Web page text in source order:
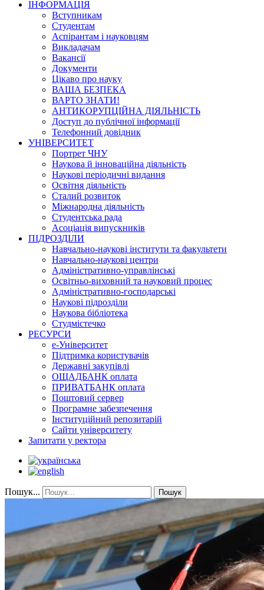
ІНФОРМАЦІЯ
Вступникам
Студентам
Аспірантам і науковцям
Викладачам
Вакансії
Документи
Цікаво про науку
ВАША БЕЗПЕКА
ВАРТО ЗНАТИ!
АНТИКОРУПЦІЙНА ДІЯЛЬНІСТЬ
Доступ до публічної інформації
Телефонний довідник
УНІВЕРСИТЕТ
Портрет ЧНУ
Наукова й інноваційна діяльність
Наукові періодичні видання
Освітня діяльність
Сталий розвиток
Міжнародна діяльність
Студентська рада
Асоціація випускників
ПІДРОЗДІЛИ
Навчально-наукові інститути та факультети
Навчально-наукові центри
Адміністративно-управлінські
Освітньо-виховний та науковий процес
Адміністративно-господарські
Наукові підрозділи
Наукова бібліотека
Студмістечко
РЕСУРСИ
е-Університет
Підтримка користувачів
Державні закупівлі
ОЩАДБАНК оплата
ПРИВАТБАНК оплата
Поштовий сервер
Програмне забезпечення
Інституційний репозитарій
Сайти університету
Запитати у ректора
Пошук... Пошук